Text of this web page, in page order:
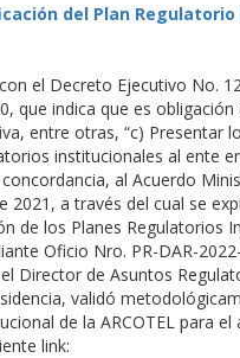
del Plan
el Decreto Ejecutivo No.
que indica que es
entre otras, “c) Presentar
institucionales al ente
al Acuerdo
2021, a través del cual se
de los Planes Regulatorios
Oficio Nro. PR-DAR-
Director de Asuntos
validó
de la ARCOTEL para el
link: